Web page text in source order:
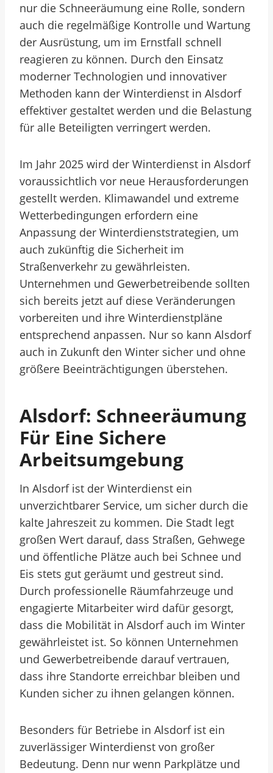
nur die Schneeräumung eine Rolle, sondern
auch die regelmäßige Kontrolle und Wartung
der Ausrüstung, um im Ernstfall schnell
reagieren zu können. Durch den Einsatz
moderner Technologien und innovativer
Methoden kann der Winterdienst in Alsdorf
effektiver gestaltet werden und die Belastung
für alle Beteiligten verringert werden.
Im Jahr 2025 wird der Winterdienst in Alsdorf
voraussichtlich vor neue Herausforderungen
gestellt werden. Klimawandel und extreme
Wetterbedingungen erfordern eine
Anpassung der Winterdienststrategien, um
auch zukünftig die Sicherheit im
Straßenverkehr zu gewährleisten.
Unternehmen und Gewerbetreibende sollten
sich bereits jetzt auf diese Veränderungen
vorbereiten und ihre Winterdienstpläne
entsprechend anpassen. Nur so kann Alsdorf
auch in Zukunft den Winter sicher und ohne
größere Beeinträchtigungen überstehen.
Alsdorf: Schneeräumung
Für Eine Sichere
Arbeitsumgebung
In Alsdorf ist der Winterdienst ein
unverzichtbarer Service, um sicher durch die
kalte Jahreszeit zu kommen. Die Stadt legt
großen Wert darauf, dass Straßen, Gehwege
und öffentliche Plätze auch bei Schnee und
Eis stets gut geräumt und gestreut sind.
Durch professionelle Räumfahrzeuge und
engagierte Mitarbeiter wird dafür gesorgt,
dass die Mobilität in Alsdorf auch im Winter
gewährleistet ist. So können Unternehmen
und Gewerbetreibende darauf vertrauen,
dass ihre Standorte erreichbar bleiben und
Kunden sicher zu ihnen gelangen können.
Besonders für Betriebe in Alsdorf ist ein
zuverlässiger Winterdienst von großer
Bedeutung. Denn nur wenn Parkplätze und